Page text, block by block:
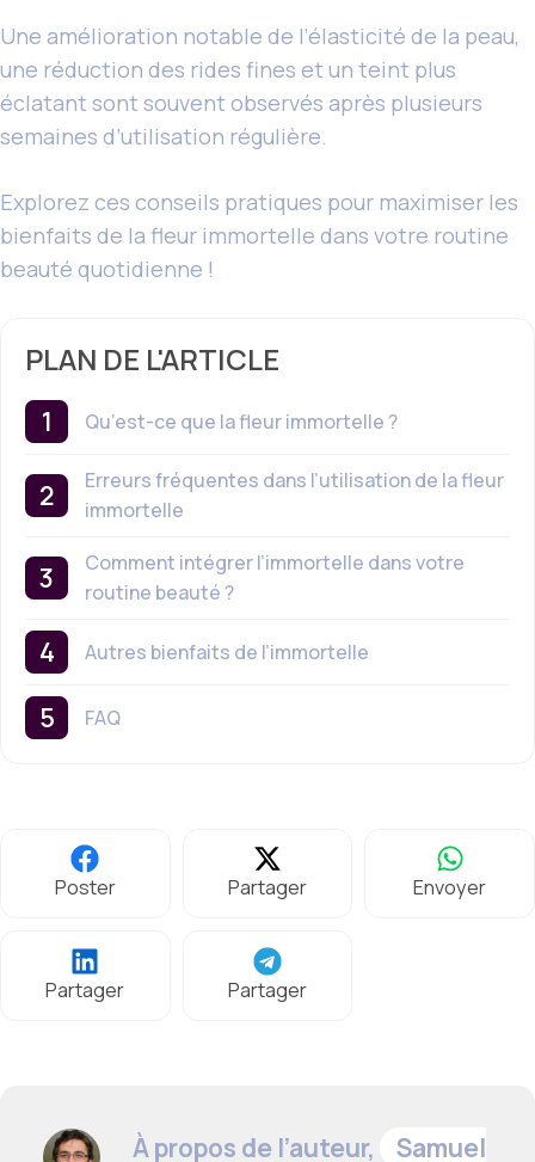
Une amélioration notable de l’élasticité de la peau,
une réduction des rides fines et un teint plus
éclatant sont souvent observés après plusieurs
semaines d’utilisation régulière.
Explorez ces conseils pratiques pour maximiser les
bienfaits de la fleur immortelle dans votre routine
beauté quotidienne !
PLAN DE L'ARTICLE
Qu’est-ce que la fleur immortelle ?
Erreurs fréquentes dans l’utilisation de la fleur
immortelle
Comment intégrer l’immortelle dans votre
routine beauté ?
Autres bienfaits de l’immortelle
FAQ
Poster Partager Envoyer
Partager Partager
À propos de l’auteur, Samuel